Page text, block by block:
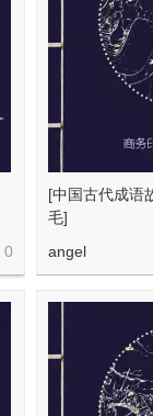
0
[中国古代成语
毛]
angel